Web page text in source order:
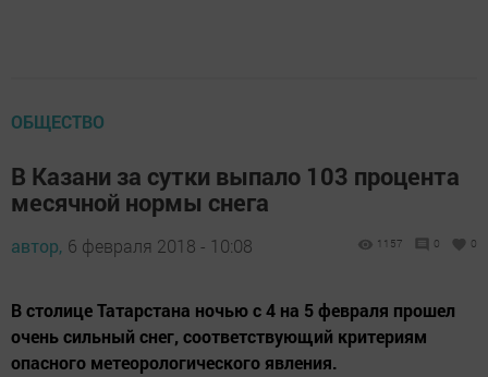
ОБЩЕСТВО
В Казани за сутки выпало 103 процента
месячной нормы снега
автор, 6 февраля 2018 - 10:08 1157 0 0
В столице Татарстана ночью с 4 на 5 февраля прошел
очень сильный снег, соответствующий критериям
опасного метеорологического явления.